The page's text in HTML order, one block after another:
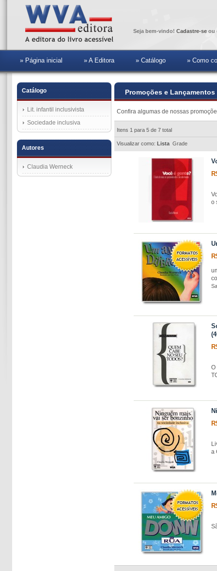
Seja bem-vindo! Cadastre-se ou
» Página inicial » A Editora » Catálogo » Como
Promoções e Lançamentos
Confira algumas de nossas
Itens 1 para 5 de 7 total
Visualizar como: Lista Grade
o
O
a
Catálogo
Lit. infantil inclusivista
Sociedade inclusiva
Autores
Claudia Werneck